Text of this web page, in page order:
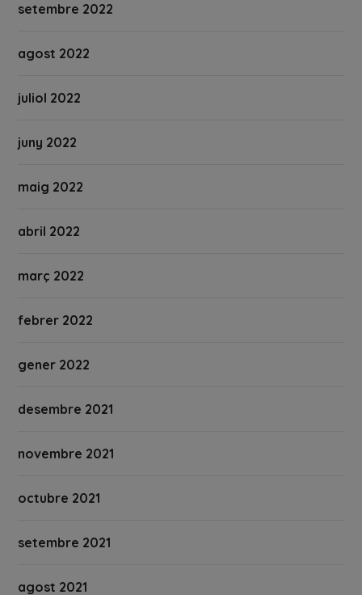
setembre 2022
agost 2022
juliol 2022
juny 2022
maig 2022
abril 2022
març 2022
febrer 2022
gener 2022
desembre 2021
novembre 2021
octubre 2021
setembre 2021
agost 2021